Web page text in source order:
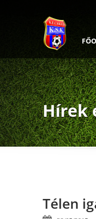
Hírek
Télen